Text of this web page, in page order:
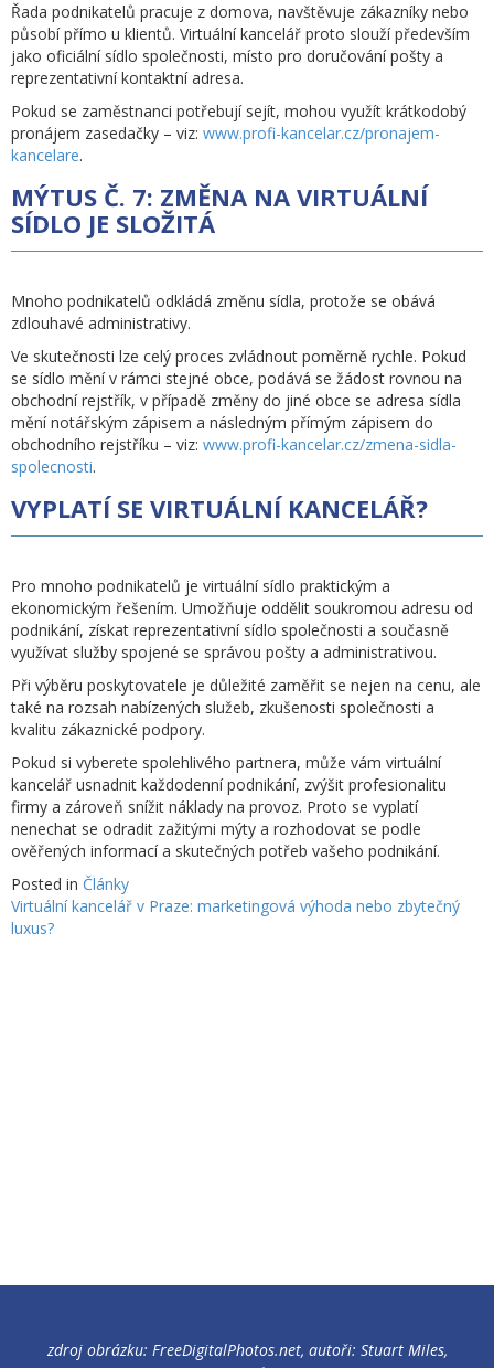
Řada podnikatelů pracuje z domova, navštěvuje zákazníky nebo
působí přímo u klientů. Virtuální kancelář proto slouží především
jako oficiální sídlo společnosti, místo pro doručování pošty a
reprezentativní kontaktní adresa.
Pokud se zaměstnanci potřebují sejít, mohou využít krátkodobý
pronájem zasedačky – viz: www.profi-kancelar.cz/pronajem-
kancelare.
MÝTUS Č. 7: ZMĚNA NA VIRTUÁLNÍ
SÍDLO JE SLOŽITÁ
Mnoho podnikatelů odkládá změnu sídla, protože se obává
zdlouhavé administrativy.
Ve skutečnosti lze celý proces zvládnout poměrně rychle. Pokud
se sídlo mění v rámci stejné obce, podává se žádost rovnou na
obchodní rejstřík, v případě změny do jiné obce se adresa sídla
mění notářským zápisem a následným přímým zápisem do
obchodního rejstříku – viz: www.profi-kancelar.cz/zmena-sidla-
spolecnosti.
VYPLATÍ SE VIRTUÁLNÍ KANCELÁŘ?
Pro mnoho podnikatelů je virtuální sídlo praktickým a
ekonomickým řešením. Umožňuje oddělit soukromou adresu od
podnikání, získat reprezentativní sídlo společnosti a současně
využívat služby spojené se správou pošty a administrativou.
Při výběru poskytovatele je důležité zaměřit se nejen na cenu, ale
také na rozsah nabízených služeb, zkušenosti společnosti a
kvalitu zákaznické podpory.
Pokud si vyberete spolehlivého partnera, může vám virtuální
kancelář usnadnit každodenní podnikání, zvýšit profesionalitu
firmy a zároveň snížit náklady na provoz. Proto se vyplatí
nenechat se odradit zažitými mýty a rozhodovat se podle
ověřených informací a skutečných potřeb vašeho podnikání.
Posted in Články
NAVIGACE
Virtuální kancelář v Praze: marketingová výhoda nebo zbytečný
luxus?
zdroj obrázku: FreeDigitalPhotos.net, autoři: Stuart Miles,